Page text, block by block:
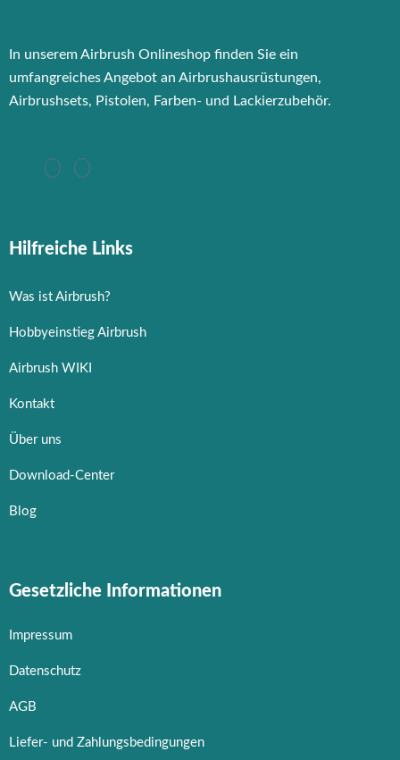
In unserem Airbrush Onlineshop finden Sie ein
umfangreiches Angebot an Airbrushausrüstungen,
Airbrushsets, Pistolen, Farben- und Lackierzubehör.
Hilfreiche Links
Was ist Airbrush?
Hobbyeinstieg Airbrush
Airbrush WIKI
Kontakt
Über uns
Download-Center
Blog
Gesetzliche Informationen
Impressum
Datenschutz
AGB
Liefer- und Zahlungsbedingungen